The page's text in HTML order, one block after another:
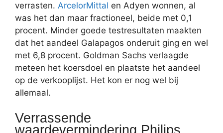
verrasten. ArcelorMittal en Adyen wonnen, al
was het dan maar fractioneel, beide met 0,1
procent. Minder goede testresultaten maakten
dat het aandeel Galapagos onderuit ging en wel
met 6,8 procent. Goldman Sachs verlaagde
meteen het koersdoel en plaatste het aandeel
op de verkooplijst. Het kon er nog wel bij
allemaal.
Verrassende
waardevermindering Philips